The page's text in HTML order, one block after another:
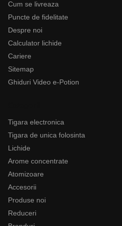
Cum se livreaza
Puncte de fidelitate
Despre noi
Calculator lichide
Cariere
Sitemap
Ghiduri Video e-Potion
Tigara electronica
Tigara de unica folosinta
Lichide
Arome concentrate
Atomizoare
Accesorii
Produse noi
Reduceri